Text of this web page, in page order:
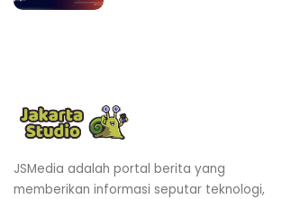
JSMedia adalah portal berita yang
memberikan informasi seputar teknologi,